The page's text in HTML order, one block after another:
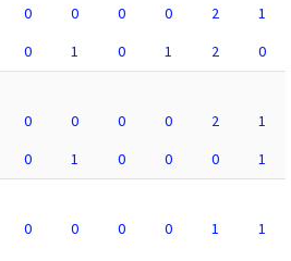
0 0 0 0 2
1
0 1 0 1 2
0
0 0 0 0 2
1
0 1 0 0 0
1
0 0 0 0 1 1